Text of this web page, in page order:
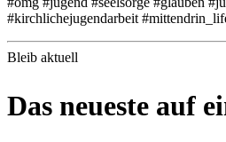
#kirchlichejugendarbeit
Bleib aktuell
Das neueste auf